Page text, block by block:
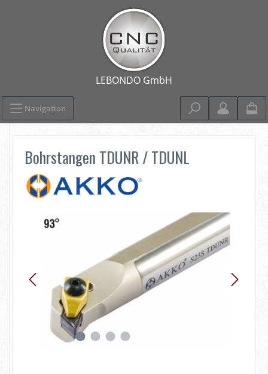
Navigation
Bohrstangen TDUNR / TDUNL